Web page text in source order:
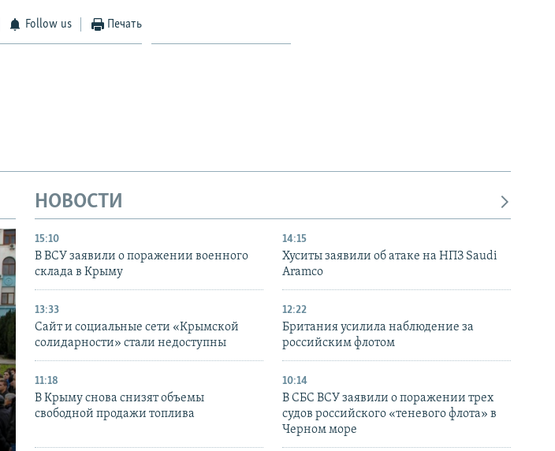
Follow us Печать
НОВОСТИ
15:10
В ВСУ заявили о поражении военного
склада в Крыму
14:15
Хуситы заявили об атаке на НПЗ Saudi
Aramco
13:33
Сайт и социальные сети «Крымской
солидарности» стали недоступны
12:22
Британия усилила наблюдение за
российским флотом
11:18
В Крыму снова снизят объемы
свободной продажи топлива
10:14
В СБС ВСУ заявили о поражении трех
судов российского «теневого флота» в
Черном море